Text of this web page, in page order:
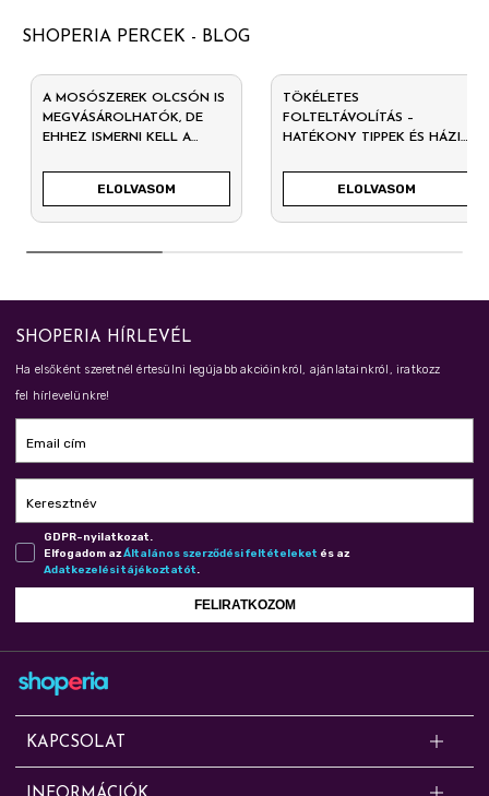
SHOPERIA PERCEK - BLOG
A MOSÓSZEREK OLCSÓN IS
MEGVÁSÁROLHATÓK, DE
EHHEZ ISMERNI KELL A
ELOLVASOM
TÖKÉLETES
FOLTELTÁVOLÍTÁS –
HATÉKONY TIPPEK ÉS HÁZI
ELOLVASOM
SHOPERIA HÍRLEVÉL
Ha elsőként szeretnél értesülni legújabb akcióinkról, ajánlatainkról, iratkozz
fel hírlevelünkre!
Email cím
Keresztnév
GDPR-nyilatkozat.
Elfogadom azÁl­ta­lá­nos szer­ző­dé­si fel­té­te­le­ket és az
Adat­ke­ze­lé­si tá­jé­koz­ta­tót.
FELIRATKOZOM
KAPCSOLAT
Kérdésed van? Segítünk!